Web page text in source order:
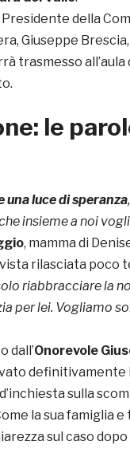
Presidente della
Giuseppe
trasmesso
le
una luce di speranza
insieme a noi
, mamma di
rilasciata poco
riabbracciare la
per lei. Vogliamo
dall’Onorevole
sulla
la sua famiglia
sul caso dopo